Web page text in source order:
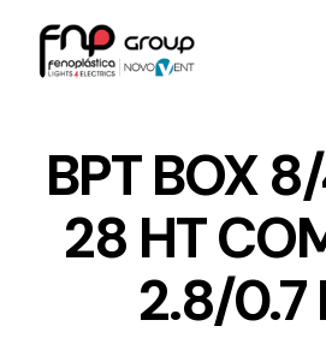
Productos
Noticias
Proyectos
BPT BOX
28 HT
2.8/0.7